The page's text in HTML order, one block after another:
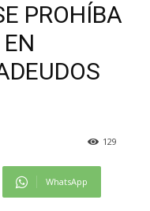
PROHÍBA
129
WhatsApp